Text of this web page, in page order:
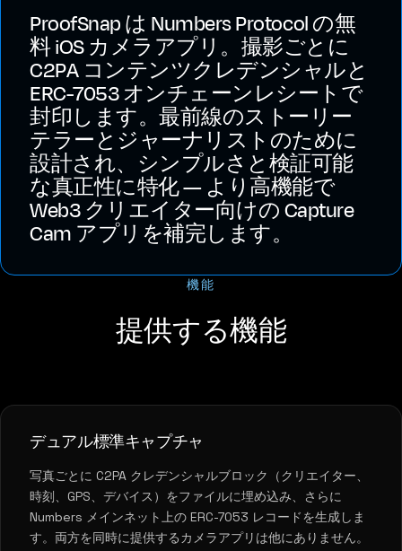
ProofSnap は Numbers Protocol の無
料 iOS カメラアプリ。撮影ごとに
C2PA コンテンツクレデンシャルと
ERC-7053 オンチェーンレシートで
封印します。最前線のストーリー
テラーとジャーナリストのために
設計され、シンプルさと検証可能
な真正性に特化 — より高機能で
Web3 クリエイター向けの Capture
Cam アプリを補完します。
機能
提供する機能
デュアル標準キャプチャ
写真ごとに C2PA クレデンシャルブロック（クリエイター、
時刻、GPS、デバイス）をファイルに埋め込み、さらに
Numbers メインネット上の ERC-7053 レコードを生成しま
す。両方を同時に提供するカメラアプリは他にありません。